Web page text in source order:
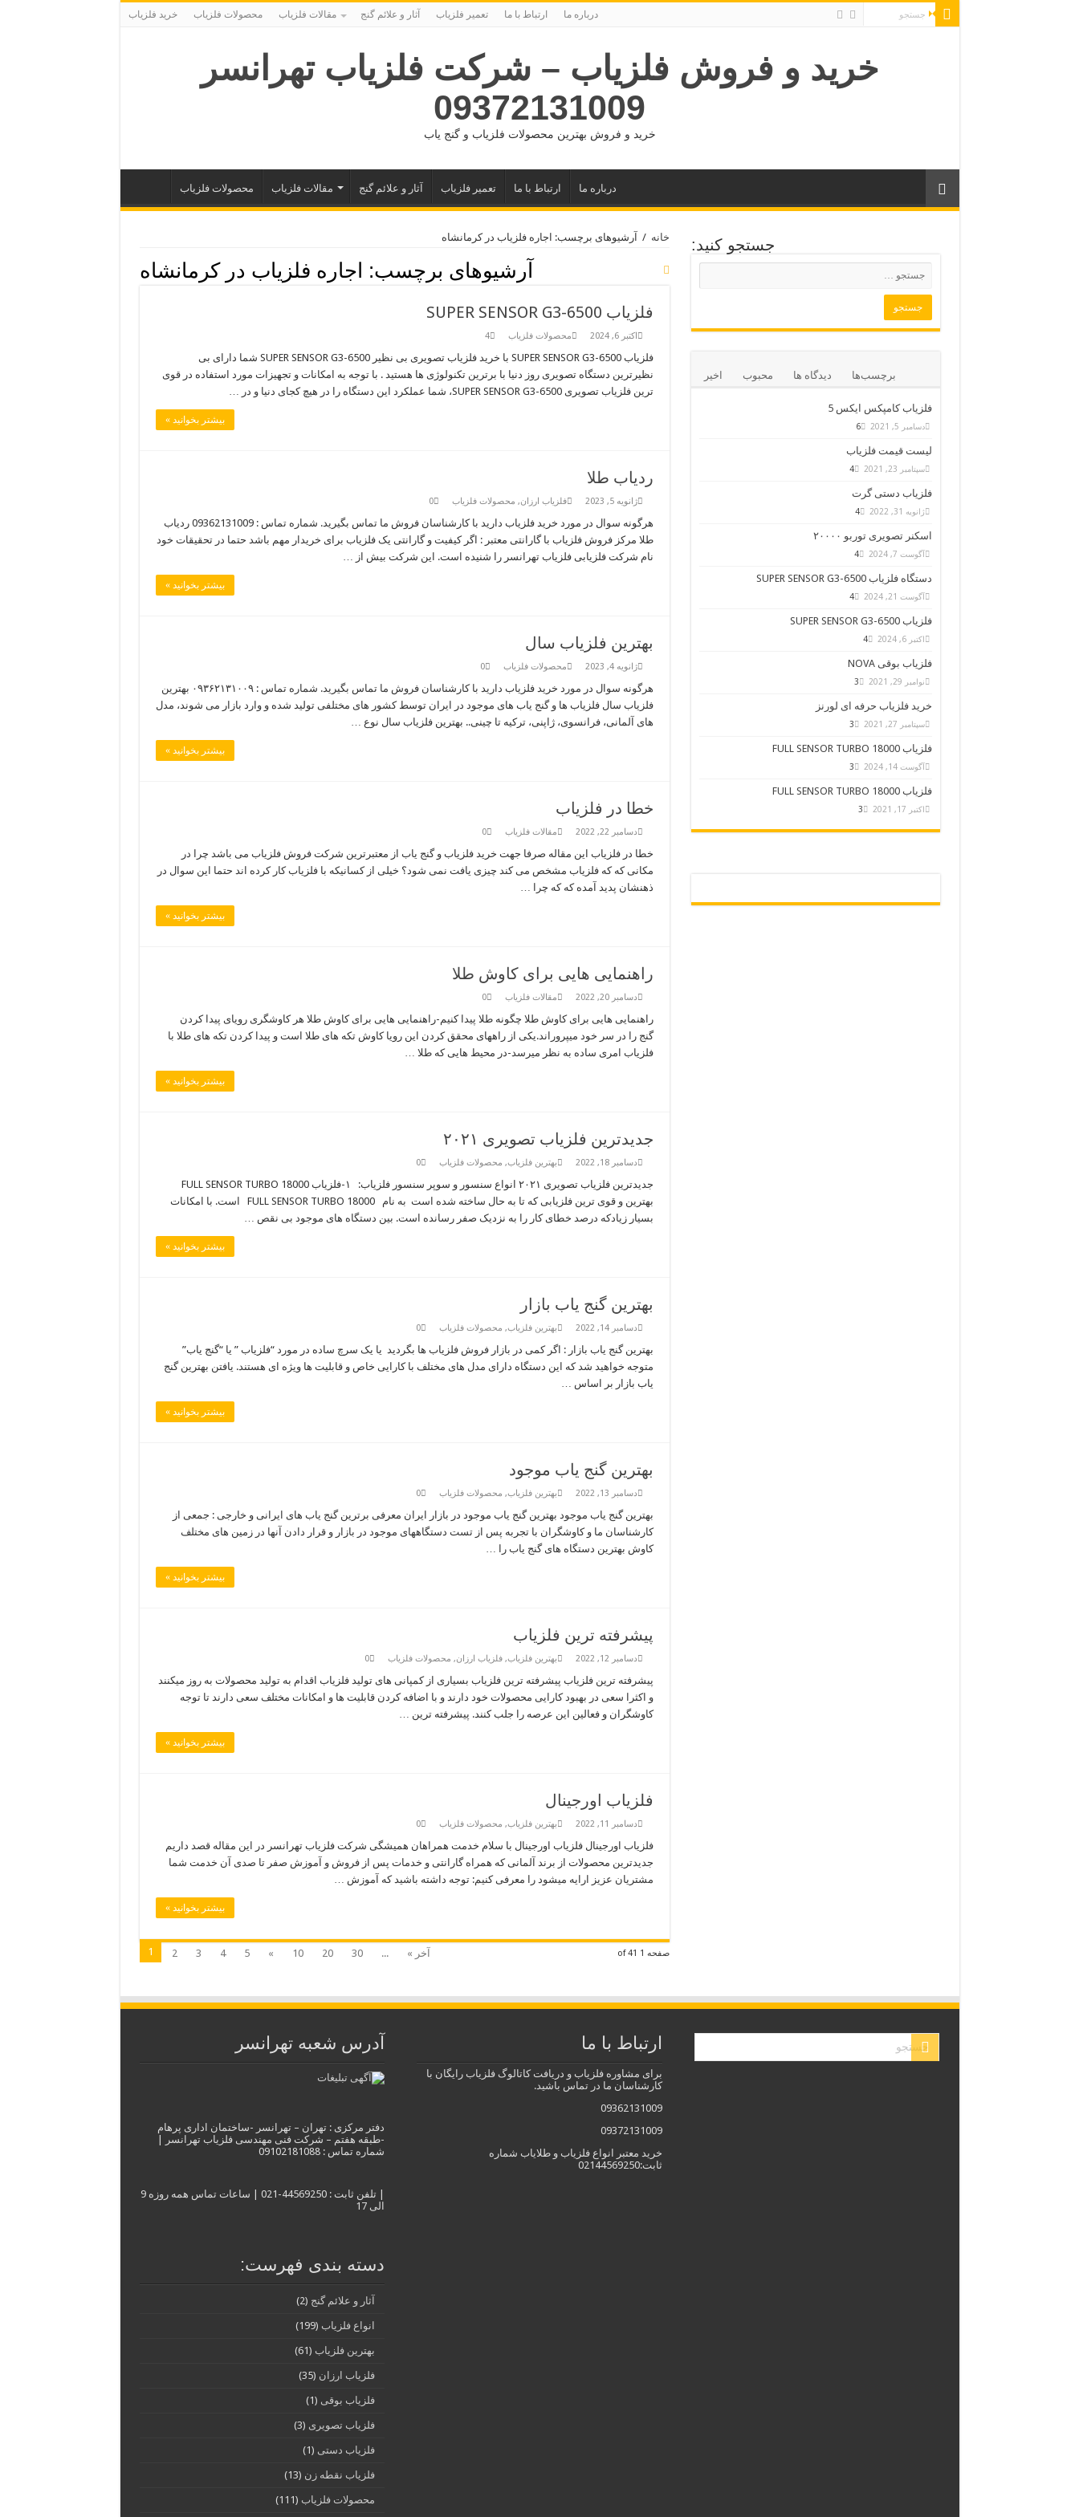
خرید فلزیاب محصولات فلزیاب مقالات فلزیاب آثار و علائم گنج تعمیر فلزیاب ارتباط با ما درباره ما
خرید و فروش فلزیاب – شرکت فلزیاب تهرانسر
09372131009
خرید و فروش بهترین محصولات فلزیاب و گنج یاب
محصولات فلزیاب مقالات فلزیاب آثار و علائم گنج تعمیر فلزیاب ارتباط با ما درباره ما
خانه / آرشیوهای برچسب: اجاره فلزیاب در کرمانشاه
آرشیوهای برچسب: اجاره فلزیاب در کرمانشاه
فلزیاب SUPER SENSOR G3-6500
اکتبر 6, 2024 محصولات فلزیاب 4
فلزیاب SUPER SENSOR G3-6500 با خرید فلزیاب تصویری بی نظیر SUPER SENSOR G3-6500 شما دارای بی
نظیرترین دستگاه تصویری روز دنیا با برترین تکنولوژی ها هستید . با توجه به امکانات و تجهیزات مورد استفاده در قوی
ترین فلزیاب تصویری SUPER SENSOR G3-6500، شما عملکرد این دستگاه را در هیچ کجای دنیا و در …
بیشتر بخوانید »
ردیاب طلا
ژانویه 5, 2023 فلزیاب ارزان, محصولات فلزیاب 0
هرگونه سوال در مورد خرید فلزیاب دارید با کارشناسان فروش ما تماس بگیرید. شماره تماس : 09362131009 ردیاب
طلا مرکز فروش فلزیاب با گارانتی معتبر : اگر کیفیت و گارانتی یک فلزیاب برای خریدار مهم باشد حتما در تحقیقات خود
نام شرکت فلزیابی فلزیاب تهرانسر را شنیده است. این شرکت بیش از …
بیشتر بخوانید »
بهترین فلزیاب سال
ژانویه 4, 2023 محصولات فلزیاب 0
هرگونه سوال در مورد خرید فلزیاب دارید با کارشناسان فروش ما تماس بگیرید. شماره تماس : ۰۹۳۶۲۱۳۱۰۰۹ بهترین
فلزیاب سال فلزیاب ها و گنج یاب های موجود در ایران توسط کشور های مختلفی تولید شده و وارد بازار می شوند، مدل
های آلمانی، فرانسوی، ژاپنی، ترکیه تا چینی.. بهترین فلزیاب سال نوع …
بیشتر بخوانید »
خطا در فلزیاب
دسامبر 22, 2022 مقالات فلزیاب 0
خطا در فلزیاب این مقاله صرفا جهت خرید فلزیاب و گنج یاب از معتبرترین شرکت فروش فلزیاب می باشد چرا در
مکانی که که فلزیاب مشخص می کند چیزی یافت نمی شود؟ خیلی از کسانیکه با فلزیاب کار کرده اند حتما این سوال در
ذهنشان پدید آمده که که چرا …
بیشتر بخوانید »
راهنمایی هایی برای کاوش طلا
دسامبر 20, 2022 مقالات فلزیاب 0
راهنمایی هایی برای کاوش طلا چگونه طلا پیدا کنیم-راهنمایی هایی برای کاوش طلا هر کاوشگری رویای پیدا کردن
گنج را در سر خود میپروراند.یکی از راههای محقق کردن این رویا کاوش تکه های طلا است و پیدا کردن تکه های طلا با
فلزیاب امری ساده به نظر میرسد-در محیط هایی که طلا …
بیشتر بخوانید »
جدیدترین فلزیاب تصویری ۲۰۲۱
دسامبر 18, 2022 بهترین فلزیاب, محصولات فلزیاب 0
جدیدترین فلزیاب تصویری ۲۰۲۱ انواع سنسور و سوپر سنسور فلزیاب: ۱-فلزیاب FULL SENSOR TURBO 18000
بهترین و قوی ترین فلزیابی که تا به حال ساخته شده است به نام FULL SENSOR TURBO 18000 است. با امکانات
بسیار زیادکه درصد خطای کار را به نزدیک صفر رسانده است. بین دستگاه های موجود بی نقص …
بیشتر بخوانید »
بهترین گنج یاب بازار
دسامبر 14, 2022 بهترین فلزیاب, محصولات فلزیاب 0
بهترین گنج یاب بازار : اگر کمی در بازار فروش فلزیاب ها بگردید یا یک سرچ ساده در مورد “فلزیاب ” یا “گنج یاب”
متوجه خواهید شد که این دستگاه دارای مدل های مختلف با کارایی خاص و قابلیت ها ویژه ای هستند. یافتن بهترین گنج
یاب بازار بر اساس …
بیشتر بخوانید »
بهترین گنج یاب موجود
دسامبر 13, 2022 بهترین فلزیاب, محصولات فلزیاب 0
بهترین گنج یاب موجود بهترین گنج یاب موجود در بازار ایران معرفی برترین گنج یاب های ایرانی و خارجی : جمعی از
کارشناسان ما و کاوشگران با تجربه پس از تست دستگاههای موجود در بازار و قرار دادن آنها در زمین های مختلف
کاوش بهترین دستگاه های گنج یاب را …
بیشتر بخوانید »
پیشرفته ترین فلزیاب
دسامبر 12, 2022 بهترین فلزیاب,فلزیاب ارزان, محصولات فلزیاب 0
پیشرفته ترین فلزیاب پیشرفته ترین فلزیاب بسیاری از کمپانی های تولید فلزیاب اقدام به تولید محصولات به روز میکنند
و اکثرا سعی در بهبود کارایی محصولات خود دارند و با اضافه کردن قابلیت ها و امکانات مختلف سعی دارند تا توجه
کاوشگران و فعالین این عرصه را جلب کنند. پیشرفته ترین …
بیشتر بخوانید »
فلزیاب اورجینال
دسامبر 11, 2022 بهترین فلزیاب, محصولات فلزیاب 0
فلزیاب اورجینال فلزیاب اورجینال با سلام خدمت همراهان همیشگی شرکت فلزیاب تهرانسر در این مقاله قصد داریم
جدیدترین محصولات از برند آلمانی که همراه گارانتی و خدمات پس از فروش و آموزش صفر تا صدی آن خدمت شما
مشتریان عزیز ارایه میشود را معرفی کنیم: توجه داشته باشید که آموزش …
بیشتر بخوانید »
صفحه 1 of 41 1 2 3 4 5 » 10 20 30 ... آخر »
جستجو کنید:
اخیر محبوب دیدگاه ها برچسب‌ها
فلزیاب کامپکس ایکس 5
دسامبر 5, 2021 6
لیست قیمت فلزیاب
سپتامبر 23, 2021 4
فلزیاب دستی گرت
ژانویه 31, 2022 4
اسکنر تصویری توربو ۲۰۰۰۰
آگوست 7, 2024 4
دستگاه فلزیاب SUPER SENSOR G3-6500
آگوست 21, 2024 4
فلزیاب SUPER SENSOR G3-6500
اکتبر 6, 2024 4
فلزیاب بوقی NOVA
نوامبر 29, 2021 3
خرید فلزیاب حرفه ای لورنز
سپتامبر 27, 2021 3
فلزیاب FULL SENSOR TURBO 18000
آگوست 14, 2024 3
فلزیاب FULL SENSOR TURBO 18000
اکتبر 17, 2021 3
آدرس شعبه تهرانسر
دفتر مرکزی : تهران – تهرانسر -ساختمان اداری پرهام
-طبقه هفتم – شرکت فنی مهندسی فلزیاب تهرانسر |
شماره تماس : 09102181088
| تلفن ثابت : 44569250-021 | ساعات تماس همه روزه 9
الی 17
دسته بندی فهرست:
آثار و علائم گنج (2)
انواع فلزیاب (199)
بهترین فلزیاب (61)
فلزیاب ارزان (35)
فلزیاب بوقی (1)
فلزیاب تصویری (3)
فلزیاب دستی (1)
فلزیاب نقطه زن (13)
محصولات فلزیاب (111)
ارتباط با ما
برای مشاوره فلزیاب و دریافت کاتالوگ فلزیاب رایگان با
کارشناسان ما در تماس باشید.
09362131009
09372131009
خرید معتبر انواع فلزیاب و طلایاب شماره
ثابت:02144569250